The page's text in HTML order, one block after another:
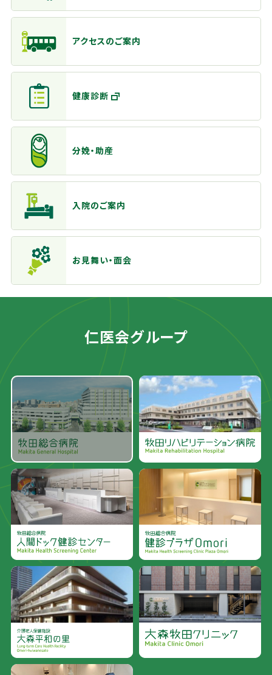
アクセスのご案内
健康診断
分娩・助産
入院のご案内
お見舞い・面会
仁医会グループ